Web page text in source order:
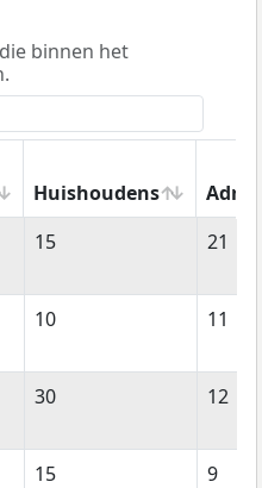
binnen het
Huishoudens
Huishoudens
15 21
10 11
30 12
15
9